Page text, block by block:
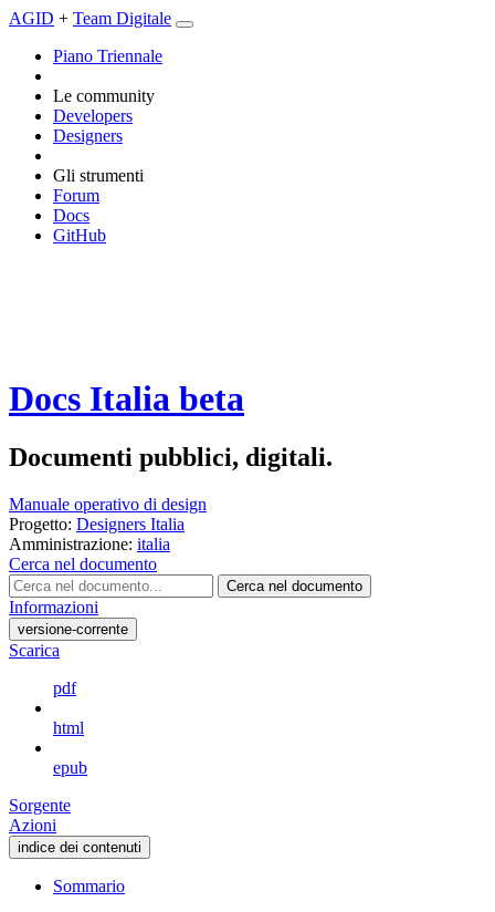
AGID + Team Digitale
Piano Triennale
Le community
Developers
Designers
Gli strumenti
Forum
Docs
GitHub
Docs Italia beta
Documenti pubblici, digitali.
Manuale operativo di design
Progetto: Designers Italia
Amministrazione: italia
Cerca nel documento
Cerca nel documento
Informazioni
versione-corrente
Scarica
pdf
html
epub
Sorgente
Azioni
indice dei contenuti
Sommario